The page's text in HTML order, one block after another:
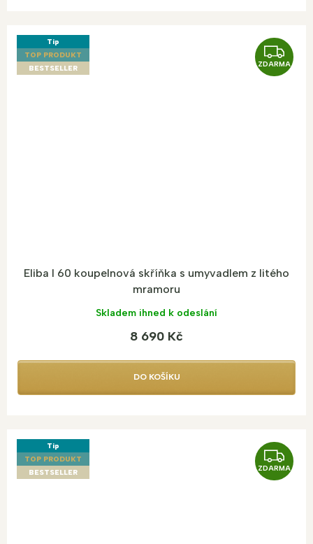
Tip
TOP PRODUKT
BESTSELLER
Z
D
ZDARMA
Eliba I 60 koupelnová skříňka s umyvadlem z litého
mramoru
Skladem ihned k odeslání
8 690 Kč
DO KOŠÍKU
Tip
TOP PRODUKT
BESTSELLER
Z
D
ZDARMA